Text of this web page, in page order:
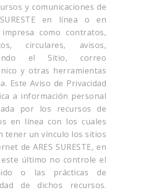
y comunicaciones de
en línea o en
como contratos,
circulares, avisos,
el Sitio, correo
y otras herramientas
Este Aviso de Privacidad
a información personal
por los recursos de
en línea con los cuales
tener un vínculo los sitios
de ARES SURESTE, en
último no controle el
o las prácticas de
de dichos recursos.